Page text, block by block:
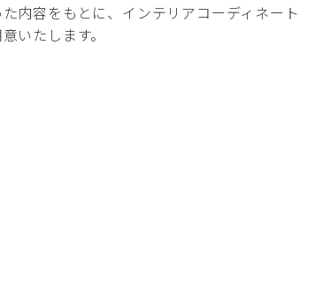
内容をもとに、インテリアコーディネート
いたします。